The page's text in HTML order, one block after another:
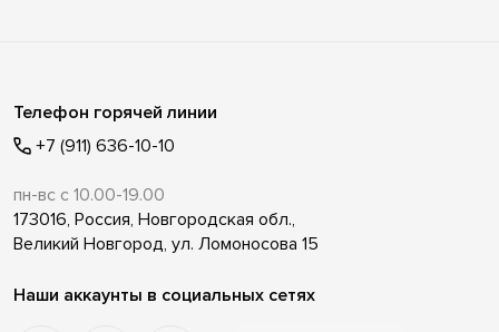
Телефон горячей линии
+7 (911) 636-10-10
пн-вс с 10.00-19.00
173016, Россия, Новгородская обл.,
Великий Новгород, ул. Ломоносова 15
Наши аккаунты в социальных сетях